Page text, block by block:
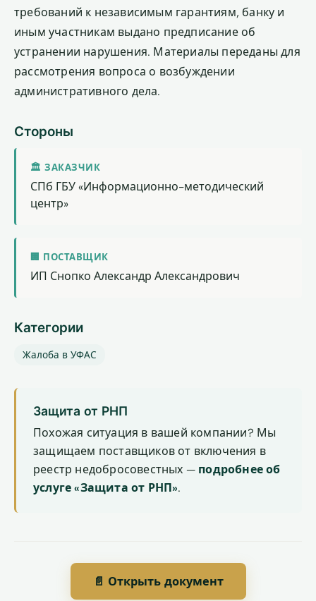
требований к независимым гарантиям, банку и
иным участникам выдано предписание об
устранении нарушения. Материалы переданы для
рассмотрения вопроса о возбуждении
административного дела.
Стороны
🏛 ЗАКАЗЧИК
СПб ГБУ «Информационно-методический
центр»
🏢 ПОСТАВЩИК
ИП Снопко Александр Александрович
Категории
Жалоба в УФАС
Защита от РНП
Похожая ситуация в вашей компании? Мы
защищаем поставщиков от включения в
реестр недобросовестных — подробнее об
услуге «Защита от РНП».
📄 Открыть документ